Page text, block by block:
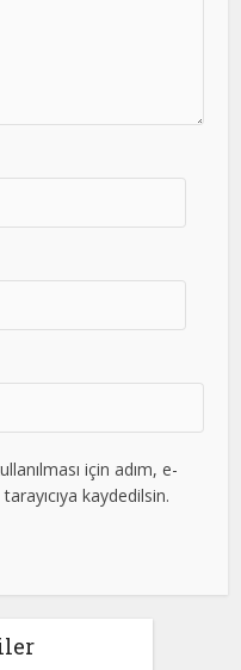
için adım, e-
kaydedilsin.